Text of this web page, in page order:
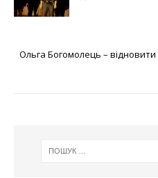
Ольга Богомолець –